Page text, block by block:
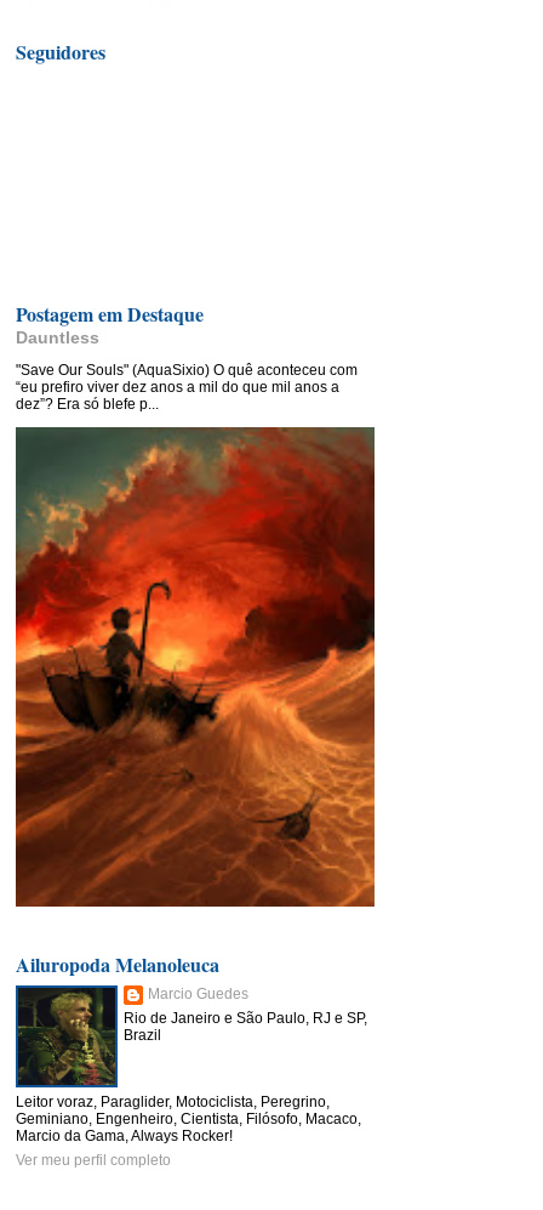
Seguidores
Postagem em Destaque
Dauntless
"Save Our Souls" (AquaSixio) O quê aconteceu com
“eu prefiro viver dez anos a mil do que mil anos a
dez”? Era só blefe p...
Ailuropoda Melanoleuca
Marcio Guedes
Rio de Janeiro e São Paulo, RJ e SP,
Brazil
Leitor voraz, Paraglider, Motociclista, Peregrino,
Geminiano, Engenheiro, Cientista, Filósofo, Macaco,
Marcio da Gama, Always Rocker!
Ver meu perfil completo